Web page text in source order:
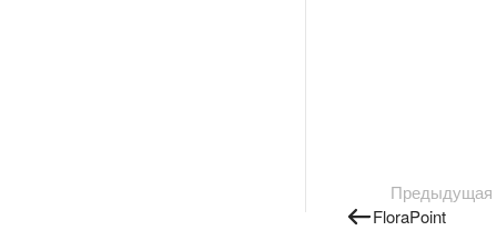
Предыдущая
FloraPoint